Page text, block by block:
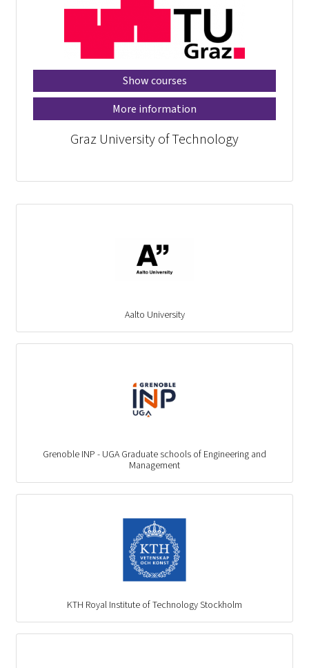
Show courses
More information
Graz University of Technology
Aalto University
Grenoble INP - UGA Graduate schools of Engineering and
Management
KTH Royal Institute of Technology Stockholm